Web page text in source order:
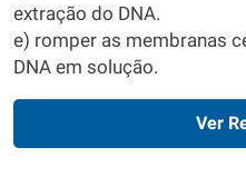
extração do DNA.
e) romper as membranas
DNA em solução.
Ver